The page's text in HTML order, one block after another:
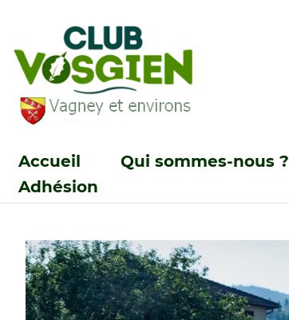
Accueil Qui sommes-nous ?
Adhésion